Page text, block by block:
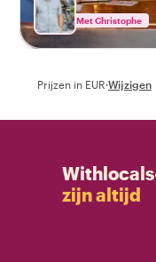
Met Christophe
Prijzen in EUR·Wijzigen
zijn altijd